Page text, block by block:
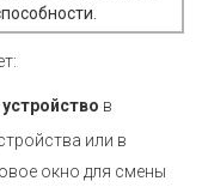
в
или в
окно для смены